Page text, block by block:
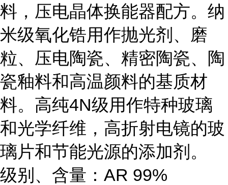
料，压电晶体换能器配方。纳
米级氧化锆用作抛光剂、磨
粒、压电陶瓷、精密陶瓷、陶
瓷釉料和高温颜料的基质材
料。高纯4N级用作特种玻璃
和光学纤维，高折射电镜的玻
璃片和节能光源的添加剂。
级别、含量：AR 99%